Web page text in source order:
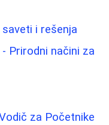
i rešenja
Prirodni načini za
za Početnike